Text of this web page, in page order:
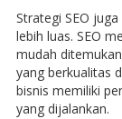
Strategi SEO
lebih luas. SEO
mudah
yang berkualitas
bisnis memiliki
yang dijalankan.